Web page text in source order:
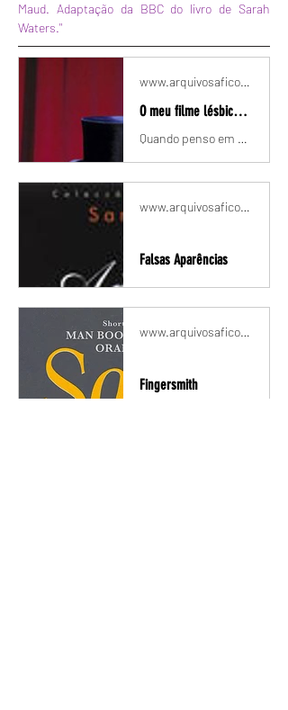
Maud. Adaptação da BBC do livro de Sarah
Waters."
www.arquivosafico.pt
O meu filme lésbico preferido é uma série
Quando penso em qual será o meu filme lésbico preferido, antes de qualquer filme, vem-me à cabeça a série tipping the velvet, logo seguida da série fingersmith.São minisséries, com dois ou três episódios, dependendo da versão, que, como sempre vi seguidos, sempre me souberam a filmes.Já não me lembro como as descobri, nem tenho a certeza de qual vi primeiro. Creio que foi tipping the velvet, creio que à procura de séries lésbicas e por algum motivo (terá sido a capa? terá sido a sinopse?) descar
www.arquivosafico.pt
Falsas Aparências
www.arquivosafico.pt
Fingersmith